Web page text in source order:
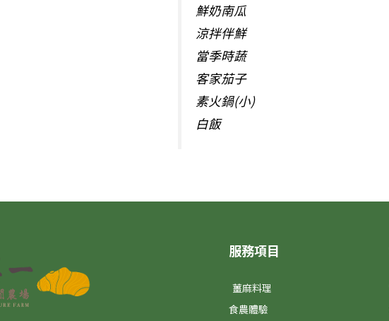
鮮奶南瓜
涼拌伴鮮
當季時蔬
客家茄子
素火鍋(小)
白飯
服務項目
薑麻料理
食農體驗